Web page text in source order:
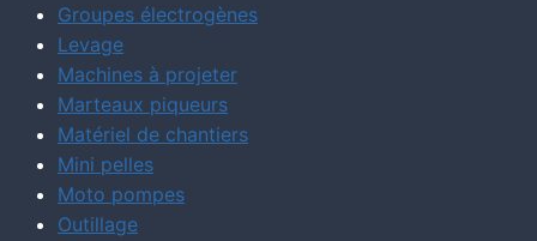
Groupes électrogènes
Levage
Machines à projeter
Marteaux piqueurs
Matériel de chantiers
Mini pelles
Moto pompes
Outillage